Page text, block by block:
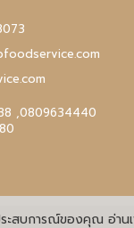
,0809634440
ระสบการณ์ของคุณ อ่าน